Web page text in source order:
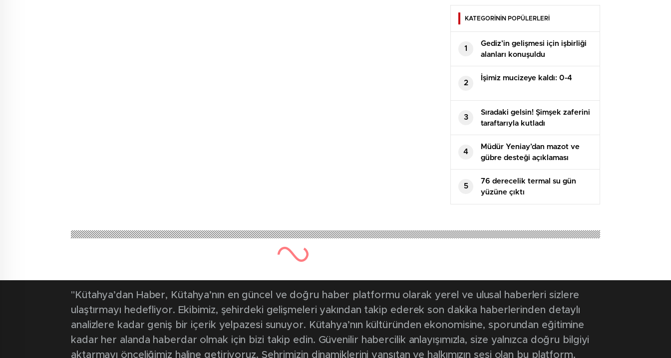
KATEGORİNİN POPÜLERLERİ
1
Gediz’in gelişmesi için işbirliği
alanları konuşuldu
2
İşimiz mucizeye kaldı: 0-4
3
Sıradaki gelsin! Şimşek zaferini
taraftarıyla kutladı
4
Müdür Yeniay’dan mazot ve
gübre desteği açıklaması
5
76 derecelik termal su gün
yüzüne çıktı
"Kütahya’dan Haber, Kütahya’nın en güncel ve doğru haber platformu olarak yerel ve ulusal haberleri sizlere
ulaştırmayı hedefliyor. Ekibimiz, şehirdeki gelişmeleri yakından takip ederek son dakika haberlerinden detaylı
analizlere kadar geniş bir içerik yelpazesi sunuyor. Kütahya’nın kültüründen ekonomisine, sporundan eğitimine
kadar her alanda haberdar olmak için bizi takip edin. Güvenilir habercilik anlayışımızla, size yalnızca doğru bilgiyi
aktarmayı önceliğimiz haline getiriyoruz. Şehrimizin dinamiklerini yansıtan ve halkımızın sesi olan bu platform,